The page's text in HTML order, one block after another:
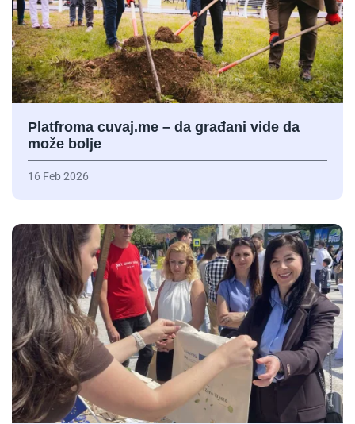
Platfroma cuvaj.me – da građani vide da
može bolje
16 Feb 2026